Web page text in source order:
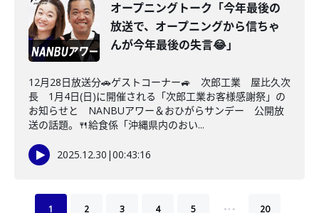
オープニングトーク「今年最後の
放送で、オープニングから信ちゃ
んが今年最後の失言😂」
12月28日放送分🚗ゲストコーナー🚙 次郎工業 屋比久次
長 1月4日(日)に開催される「次郎工業お客様感謝祭」の
お知らせと NANBUアワー＆おひがらサンデー 公開放
送の話題。🍴給食係「沖縄県内のおい...
2025.12.30 |00:43:16
1 2 3 4 5 … 20